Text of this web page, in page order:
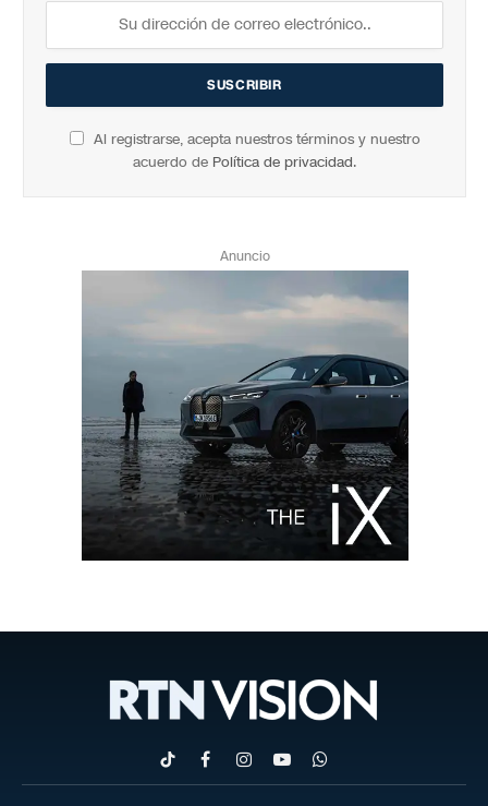
Al registrarse, acepta nuestros términos y nuestro
acuerdo de Política de privacidad.
Anuncio
TikTokFacebookInstagram
YouTubeWhatsApp